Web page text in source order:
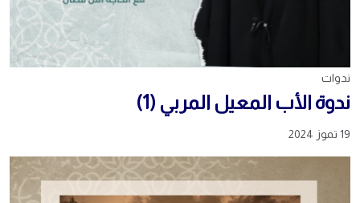
ندوات
ندوة الأب المعيل المربي (1)
19 تموز 2024